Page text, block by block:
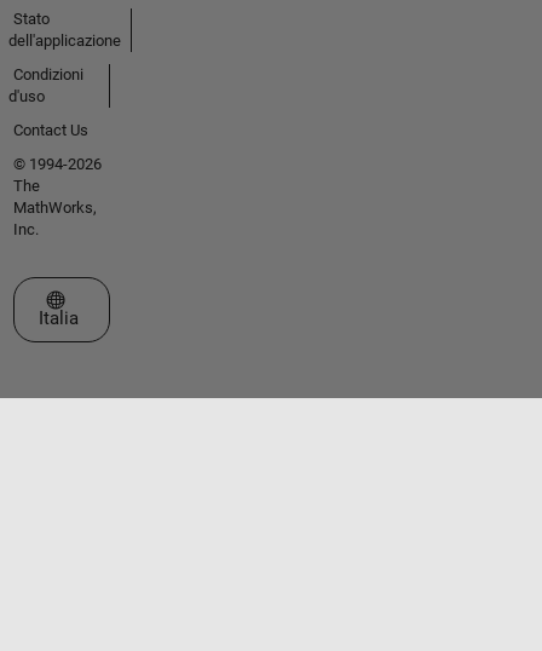
Stato
dell'applicazione
Condizioni
d'uso
Contact Us
© 1994-2026
The
MathWorks,
Inc.
Seleziona un sito web
Italia